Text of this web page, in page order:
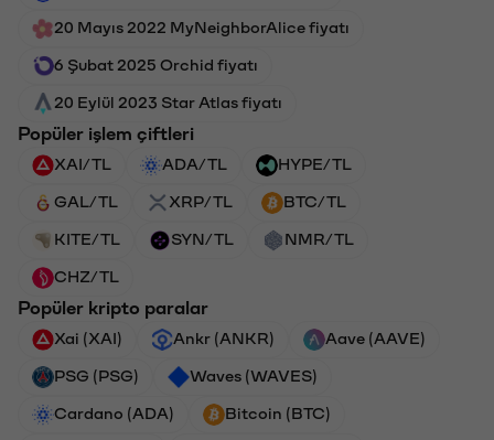
20 Mayıs 2022 MyNeighborAlice fiyatı
6 Şubat 2025 Orchid fiyatı
20 Eylül 2023 Star Atlas fiyatı
Popüler işlem çiftleri
XAI/TL ADA/TL HYPE/TL
GAL/TL XRP/TL BTC/TL
KITE/TL SYN/TL NMR/TL
CHZ/TL
Popüler kripto paralar
Xai (XAI) Ankr (ANKR) Aave (AAVE)
PSG (PSG) Waves (WAVES)
Cardano (ADA) Bitcoin (BTC)